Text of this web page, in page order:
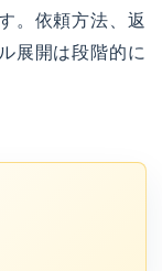
。依頼方法、返
展開は段階的に